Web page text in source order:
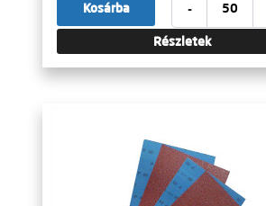
-
Kosárba
Részletek